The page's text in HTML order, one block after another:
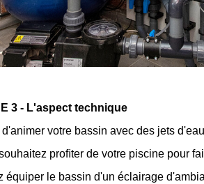
3 - L'aspect technique
d'animer votre bassin avec des jets
proﬁter de votre piscine pour
équiper le bassin d'un éclairage